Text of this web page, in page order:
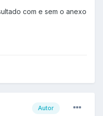
com e sem o anexo
Autor